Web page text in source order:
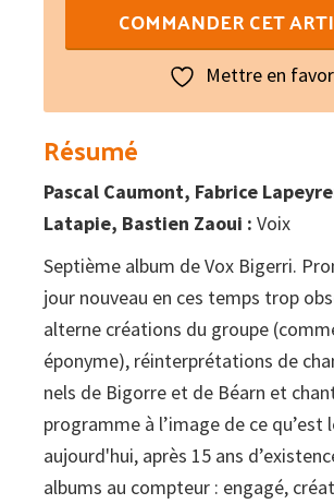
de
COMMANDER CET
Mettre en
Résumé
Pascal Caumont, Fabrice
Latapie, Bastien Zaoui : Voix
Sep­tième album de Vox Bigerri.
jour nou­veau en ces temps trop
alterne créa­tions du groupe
éponyme), réin­ter­pré­ta­tions de
nels de Bigorre et de Béarn et
pro­gramme à l’image de ce qu’est
aujourd'hui, après 15 ans
albums au comp­teur : engagé,